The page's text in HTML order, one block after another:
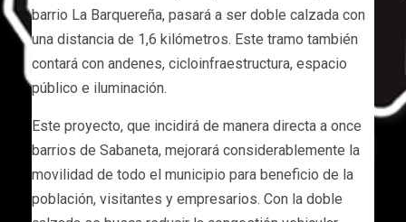
barrio La Barquereña, pasará a ser doble calzada con
una distancia de 1,6 kilómetros. Este tramo también
contará con andenes, cicloinfraestructura, espacio
público e iluminación.
Este proyecto, que incidirá de manera directa a once
barrios de Sabaneta, mejorará considerablemente la
movilidad de todo el municipio para beneficio de la
población, visitantes y empresarios. Con la doble